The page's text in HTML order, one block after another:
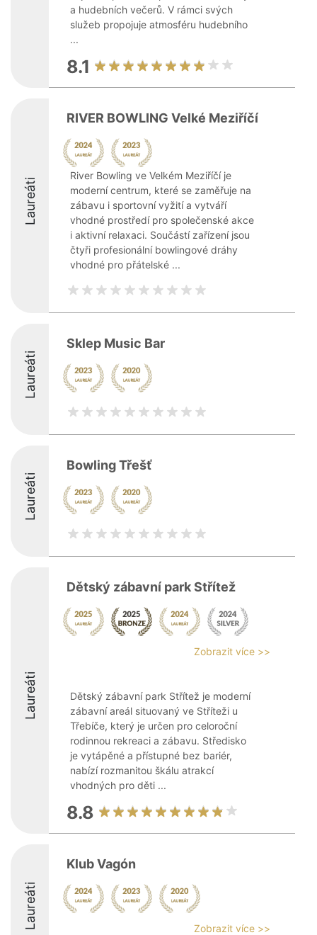
a hudebních večerů. V rámci svých
služeb propojuje atmosféru hudebního
...
8.1
Laureáti
RIVER BOWLING Velké Meziříčí
River Bowling ve Velkém Meziříčí je
moderní centrum, které se zaměřuje na
zábavu i sportovní vyžití a vytváří
vhodné prostředí pro společenské akce
i aktivní relaxaci. Součástí zařízení jsou
čtyři profesionální bowlingové dráhy
vhodné pro přátelské ...
Laureáti
Sklep Music Bar
Laureáti
Bowling Třešť
Laureáti
Dětský zábavní park Střítež
Zobrazit více >>
Dětský zábavní park Střítež je moderní
zábavní areál situovaný ve Stříteži u
Třebíče, který je určen pro celoroční
rodinnou rekreaci a zábavu. Středisko
je vytápěné a přístupné bez bariér,
nabízí rozmanitou škálu atrakcí
vhodných pro děti ...
8.8
Laureáti
Klub Vagón
Zobrazit více >>